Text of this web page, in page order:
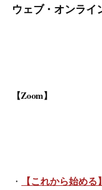
ウェブ・オンライ
【Zoom】
・ 【これから始め